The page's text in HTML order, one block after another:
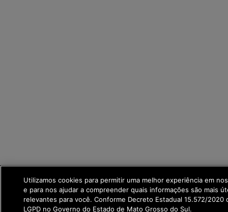
Utilizamos cookies para permitir uma melhor experiência em
e para nos ajudar a compreender quais informações são mais
relevantes para você. Conforme Decreto Estadual 15.572/2020
LGPD no Governo do Estado de Mato Grosso do Sul.